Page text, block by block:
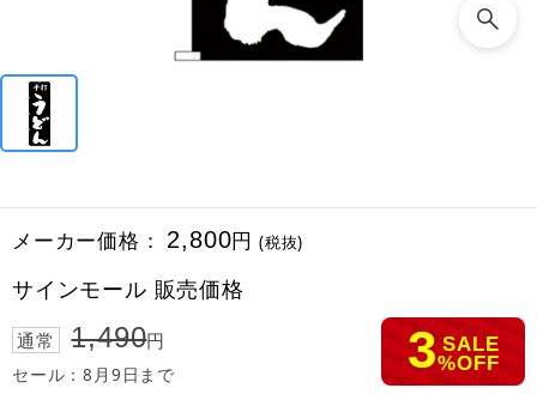
メーカー価格： 2,800円(税抜)
サインモール 販売価格
通常 1,490円
セール：8月9日まで 3 SALE
%OFF